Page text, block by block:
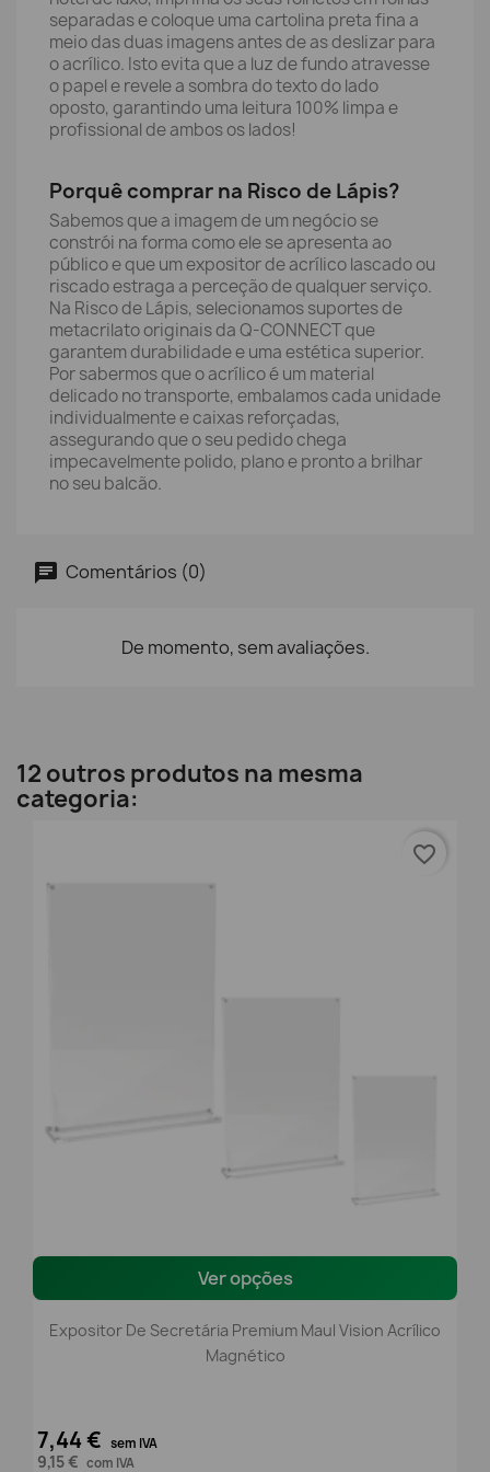
separadas e coloque uma cartolina preta fina a
meio das duas imagens antes de as deslizar para
o acrílico. Isto evita que a luz de fundo atravesse
o papel e revele a sombra do texto do lado
oposto, garantindo uma leitura 100% limpa e
profissional de ambos os lados!
Porquê comprar na Risco de Lápis?
Sabemos que a imagem de um negócio se
constrói na forma como ele se apresenta ao
público e que um expositor de acrílico lascado ou
riscado estraga a perceção de qualquer serviço.
Na Risco de Lápis, selecionamos suportes de
metacrilato originais da Q-CONNECT que
garantem durabilidade e uma estética superior.
Por sabermos que o acrílico é um material
delicado no transporte, embalamos cada unidade
individualmente e caixas reforçadas,
assegurando que o seu pedido chega
impecavelmente polido, plano e pronto a brilhar
no seu balcão.
Comentários (0)
De momento, sem avaliações.
12 outros produtos na mesma
categoria:
Ver opções
Expositor De Secretária Premium Maul Vision Acrílico
Magnético
7,44 € sem IVA
9,15 € com IVA
favorite_border